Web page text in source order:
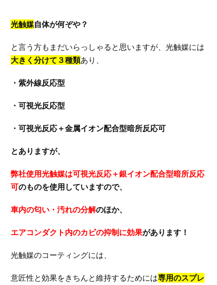
光触媒自体が何ぞや？
と言う方もまだいらっしゃると思いますが、光触媒には
大きく分けて３種類あり、
・紫外線反応型
・可視光反応型
・可視光反応＋金属イオン配合型暗所反応可
とありますが、
弊社使用光触媒は可視光反応＋銀イオン配合型暗所反応
可のものを使用していますので、
車内の匂い・汚れの分解のほか、
エアコンダクト内のカビの抑制に効果があります！
光触媒のコーティングには、
意匠性と効果をきちんと維持するためには専用のスプレ